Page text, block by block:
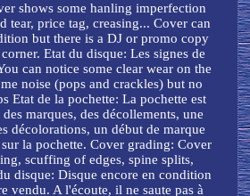
shows some hanling imperfection
tear, price tag, creasing... Cover can
but there is a DJ or promo copy
Etat du disque: Les signes de
can notice some clear wear on the
noise (pops and crackles) but no
Etat de la pochette: La pochette est
marques, des décollements, une
décolorations, un début de marque
la pochette. Cover grading: Cover
scuffing of edges, spine splits,
disque: Disque encore en condition
vendu. A l'écoute, il ne saute pas à